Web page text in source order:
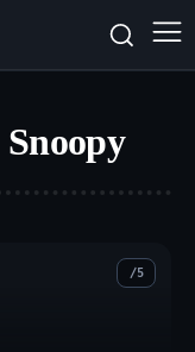
Snoopy